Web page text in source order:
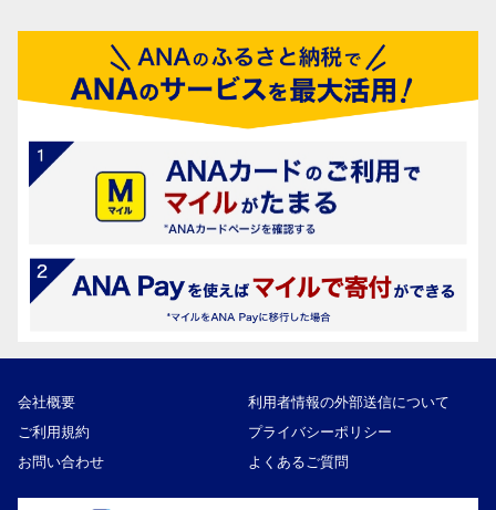
会社概要
利用者情報の外部送信について
ご利用規約
プライバシーポリシー
お問い合わせ
よくあるご質問